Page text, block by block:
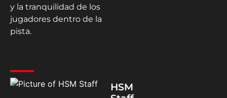
y la tranquilidad de los
jugadores dentro de la
pista.
HSM